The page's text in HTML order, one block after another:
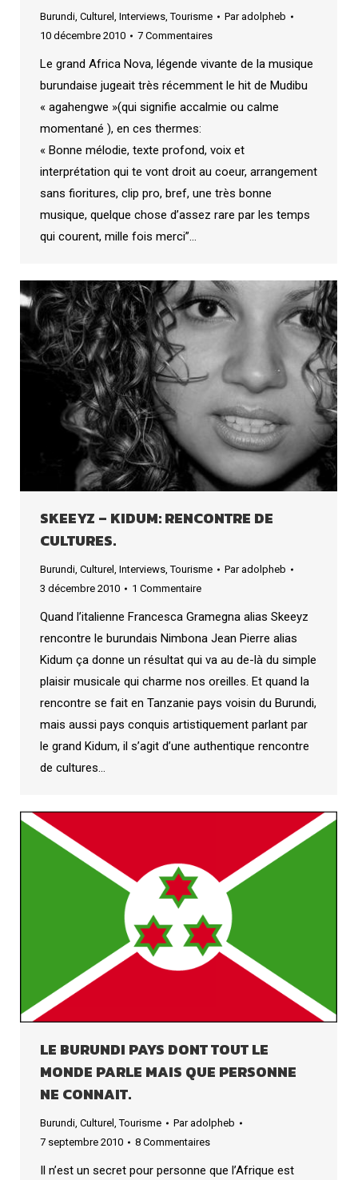
Burundi, Culturel , Interviews,Tourisme Paradolpheb
10 décembre 2010
7 Commentaires
Le grand Africa Nova, légende vivante de la musique
burundaise jugeait très récemment le hit de Mudibu
« agahengwe »(qui signifie accalmie ou calme
momentané ), en ces thermes:
« Bonne mélodie, texte profond, voix et
interprétation qui te vont droit au coeur, arrangement
sans fioritures, clip pro, bref, une très bonne
musique, quelque chose d’assez rare par les temps
qui courent, mille fois merci”…
SKEEYZ – KIDUM: RENCONTRE DE
CULTURES.
Burundi, Culturel , Interviews,Tourisme Paradolpheb
3 décembre 2010
1 Commentaire
Quand l’italienne Francesca Gramegna alias Skeeyz
rencontre le burundais Nimbona Jean Pierre alias
Kidum ça donne un résultat qui va au de-là du simple
plaisir musicale qui charme nos oreilles. Et quand la
rencontre se fait en Tanzanie pays voisin du Burundi,
mais aussi pays conquis artistiquement parlant par
le grand Kidum, il s’agit d’une authentique rencontre
de cultures…
LE BURUNDI PAYS DONT TOUT LE
MONDE PARLE MAIS QUE PERSONNE
NE CONNAIT.
Burundi, Culturel ,Tourisme Paradolpheb
7 septembre 2010
8 Commentaires
Il n’est un secret pour personne que l’Afrique est